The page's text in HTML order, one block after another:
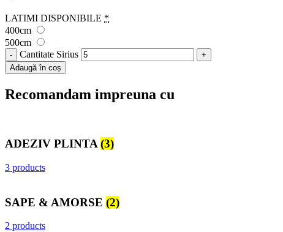
LATIMI DISPONIBILE *
400cm
500cm
Cantitate Sirius
Adaugă în coș
Recomandam impreuna cu
ADEZIV PLINTA(3)
3 products
SAPE & AMORSE (2)
2 products